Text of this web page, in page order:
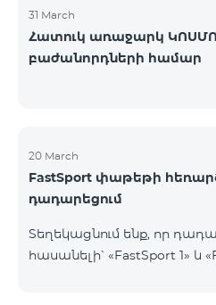
31 March
Հատուկ առաջարկ
բաժանորդների համար
20 March
FastSport փաթեթի
դադարեցում
Տեղեկացնում ենք, որ
հասանելի՝ «FastSport 1» և